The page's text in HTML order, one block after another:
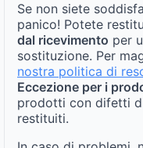
Se non siete
panico! Potete
dal ricevimento per
sostituzione. Per
nostra politica di
Eccezione per i
prodotti con difetti
restituiti.